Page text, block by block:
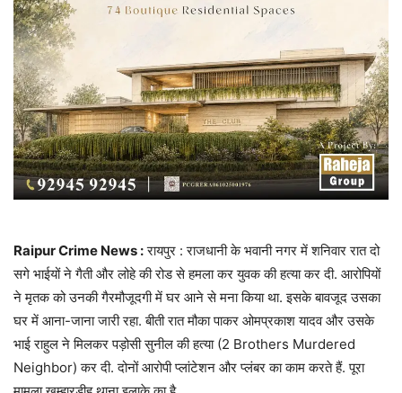
Raipur Crime News :रायपुर : राजधानी के भवानी नगर में शनिवार रात दो
सगे भाईयों ने गैती और लोहे की रोड से हमला कर युवक की हत्या कर दी. आरोपियों
ने मृतक को उनकी गैरमौजूदगी में घर आने से मना किया था. इसके बावजूद उसका
घर में आना-जाना जारी रहा. बीती रात मौका पाकर ओमप्रकाश यादव और उसके
भाई राहुल ने मिलकर पड़ोसी सुनील की हत्या (2 Brothers Murdered
Neighbor) कर दी. दोनों आरोपी प्लांटेशन और प्लंबर का काम करते हैं. पूरा